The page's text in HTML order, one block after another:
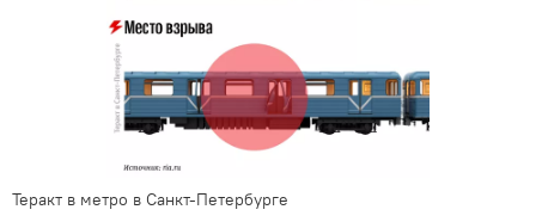
Теракт в метро в Санкт-Петербурге